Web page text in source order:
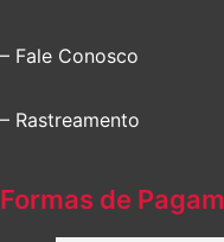
– Fale Conosco
– Rastreamento
Formas de